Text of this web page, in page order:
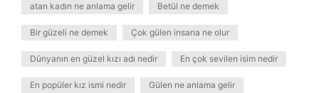
atan kadın ne anlama gelir Betül ne demek
Bir güzeli ne demek Çok gülen insana ne olur
Dünyanın en güzel kızı adı nedir En çok sevilen isim nedir
En popüler kız ismi nedir Gülen ne anlama gelir